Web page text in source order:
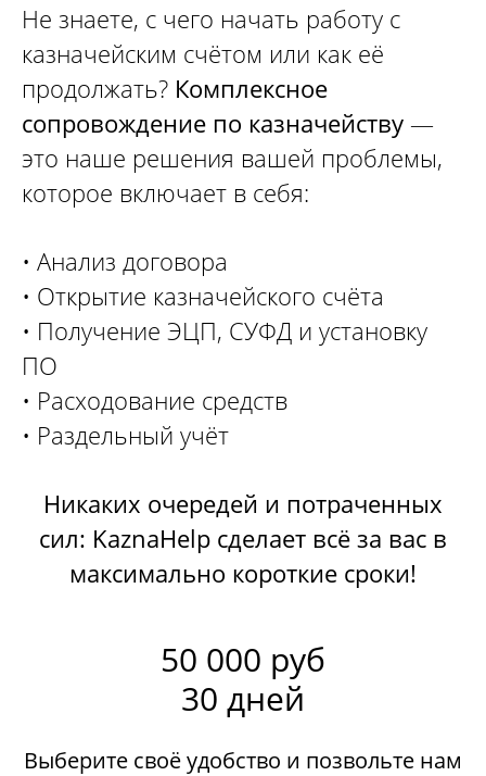
Не знаете, с чего начать работу с
казначейским счётом или как её
продолжать? Комплексное
сопровождение по казначейству —
это наше решения вашей проблемы,
которое включает в себя:
• Анализ договора
• Открытие казначейского счёта
• Получение ЭЦП, СУФД и установку
ПО
• Расходование средств
• Раздельный учёт
Никаких очередей и потраченных
сил: KaznaHelp сделает всё за вас в
максимально короткие сроки!
50 000 руб
30 дней
Выберите своё удобство и позвольте нам
Политика конфиденциальности
Информация
Расходование средств
Раздельный учет
Получение ЭЦП
Подготовка отчетов по субсидиям и грантам
Подготовка к проверкам
Казначейское сопровождение субсидий
казначейского счета
О компании
Кейсы
Блог
Контакты